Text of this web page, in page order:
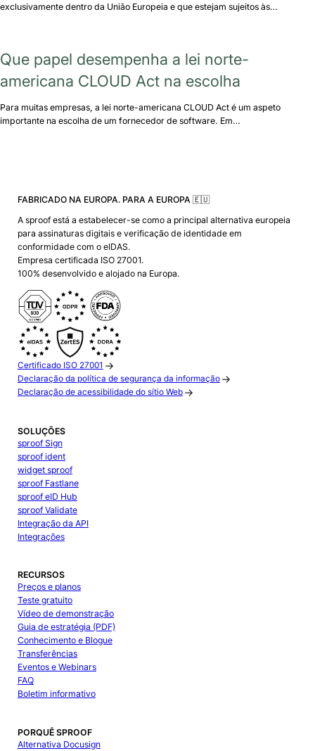
exclusivamente dentro da União Europeia e que estejam sujeitos às…
Que papel desempenha a lei norte-
americana CLOUD Act na escolha
Para muitas empresas, a lei norte-americana CLOUD Act é um aspeto
importante na escolha de um fornecedor de software. Em…
FABRICADO NA EUROPA. PARA A EUROPA 🇪🇺
A sproof está a estabelecer-se como a principal alternativa europeia
para assinaturas digitais e verificação de identidade em
conformidade com o eIDAS.
Empresa certificada ISO 27001.
100% desenvolvido e alojado na Europa.
Certificado ISO 27001
Declaração da política de segurança da informação
Declaração de acessibilidade do sítio Web
SOLUÇÕES
sproof Sign
sproof ident
widget sproof
sproof Fastlane
sproof eID Hub
sproof Validate
Integração da API
Integrações
RECURSOS
Preços e planos
Teste gratuito
Vídeo de demonstração
Guia de estratégia (PDF)
Conhecimento e Blogue
Transferências
Eventos e Webinars
FAQ
Boletim informativo
PORQUÊ SPROOF
Alternativa Docusign